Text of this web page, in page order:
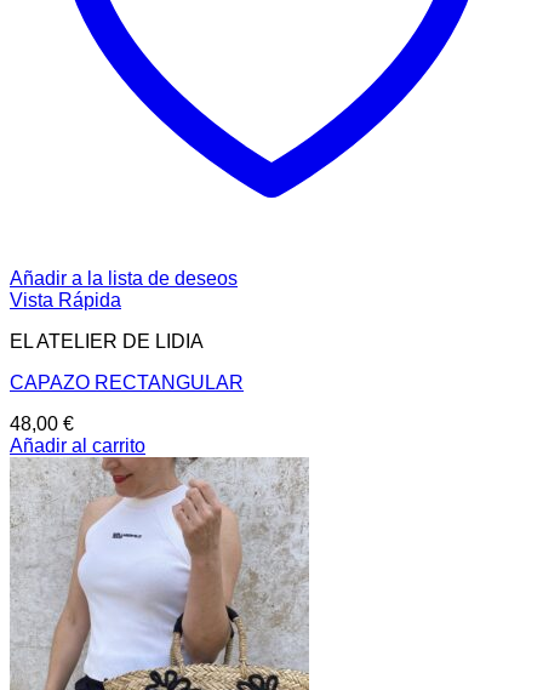
Añadir a la lista de deseos
Vista Rápida
EL ATELIER DE LIDIA
CAPAZO RECTANGULAR
48,00 €
Añadir al carrito